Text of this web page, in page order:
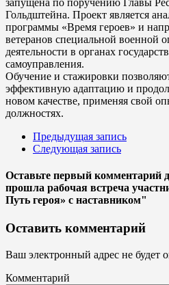
Гольдштейна. Проект является
программы «Время героев» и
ветеранов специальной военной
деятельности в органах
самоуправления.
Обучение и стажировки
эффективную адаптацию и
новом качестве, применяя свой
должностях.
Предыдущая запись
Следующая запись
Оставьте первый комментарий
прошла рабочая встреча
Путь героя» с наставником"
Оставить комментарий
Ваш электронный адрес не будет
Комментарий